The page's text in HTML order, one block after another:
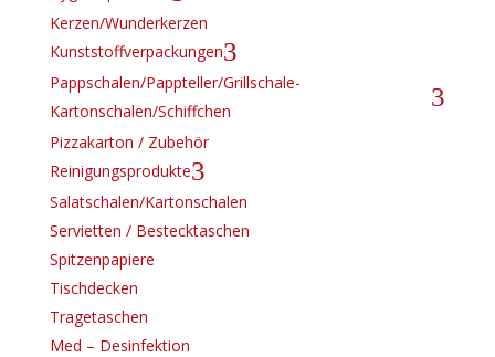
Kerzen/Wunderkerzen
Kunststoffverpackungen3
Pappschalen/Pappteller/Grillschale-
Kartonschalen/Schiffchen
3
Pizzakarton / Zubehör
Reinigungsprodukte3
Salatschalen/Kartonschalen
Servietten / Bestecktaschen
Spitzenpapiere
Tischdecken
Tragetaschen
Med – Desinfektion